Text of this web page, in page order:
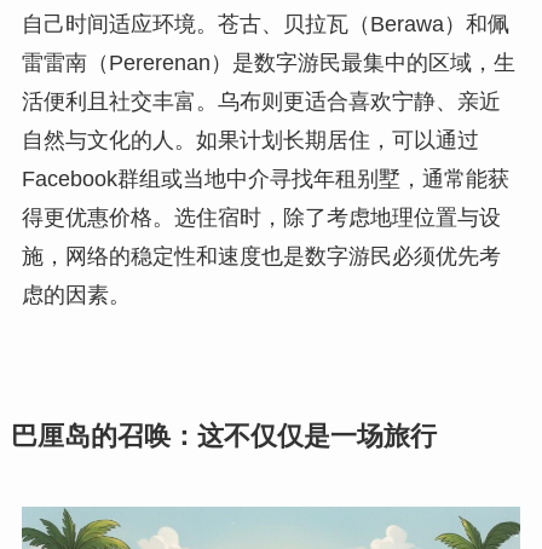
自己时间适应环境。苍古、贝拉瓦（Berawa）和佩
雷雷南（Pererenan）是数字游民最集中的区域，生
活便利且社交丰富。乌布则更适合喜欢宁静、亲近
自然与文化的人。如果计划长期居住，可以通过
Facebook群组或当地中介寻找年租别墅，通常能获
得更优惠价格。选住宿时，除了考虑地理位置与设
施，网络的稳定性和速度也是数字游民必须优先考
虑的因素。
巴厘岛的召唤：这不仅仅是一场旅行